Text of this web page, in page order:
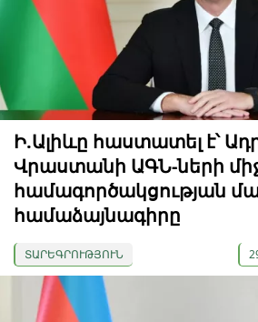
Ի.Ալիևը հաստատել է՝
Վրաստանի ԱԳՆ-ների
համագործակցության
համաձայնագիրը
ՏԱՐԵԳՐՈՒԹՅՈՒՆ